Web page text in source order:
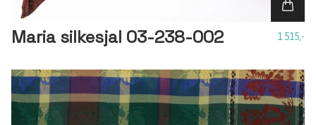
Maria silkesjal 03-238-002 1 515,-